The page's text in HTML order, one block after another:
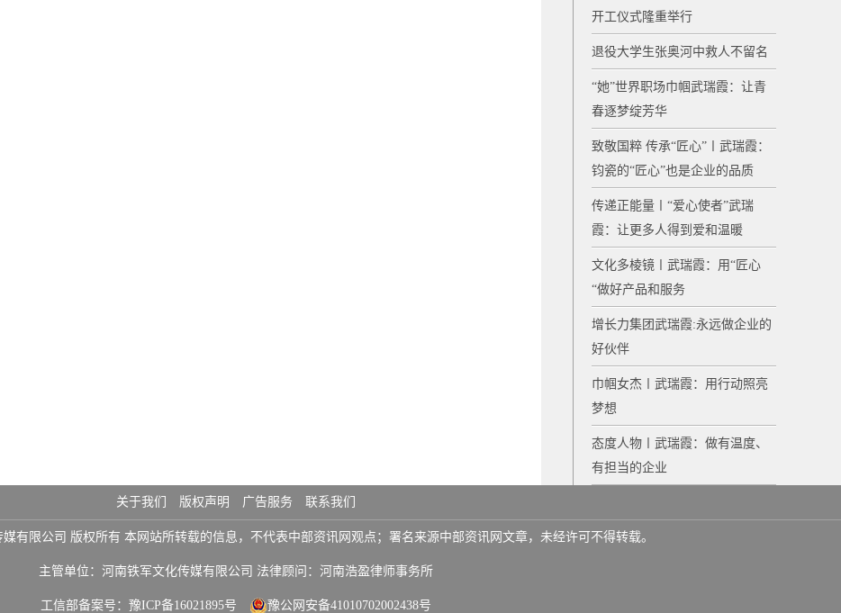
开工仪式隆重举行
退役大学生张奥河中救人不留名
“她”世界职场巾帼武瑞霞：让青
春逐梦绽芳华
致敬国粹 传承“匠心”〡武瑞霞：
钧瓷的“匠心”也是企业的品质
传递正能量〡“爱心使者”武瑞
霞：让更多人得到爱和温暖
文化多棱镜〡武瑞霞：用“匠心
“做好产品和服务
增长力集团武瑞霞:永远做企业的
好伙伴
巾帼女杰〡武瑞霞：用行动照亮
梦想
态度人物〡武瑞霞：做有温度、
有担当的企业
关于我们 版权声明 广告服务 联系我们
有限公司 版权所有 本网站所转载的信息，不代表中部资讯网观点；署名来源中部资讯网文章，未经许可不得转载。
主管单位：河南铁军文化传媒有限公司 法律顾问：河南浩盈律师事务所
工信部备案号： 豫ICP备16021895号 豫公网安备41010702002438号